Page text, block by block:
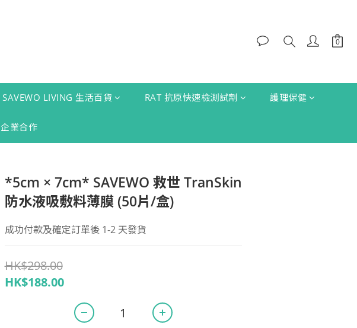
SAVEWO LIVING 生活百貨 RAT 抗原快速檢測試劑 護理保健
企業合作
*5cm × 7cm* SAVEWO 救世 TranSkin
防水液吸敷料薄膜 (50片/盒)
成功付款及確定訂單後 1-2 天發貨
HK$298.00
HK$188.00